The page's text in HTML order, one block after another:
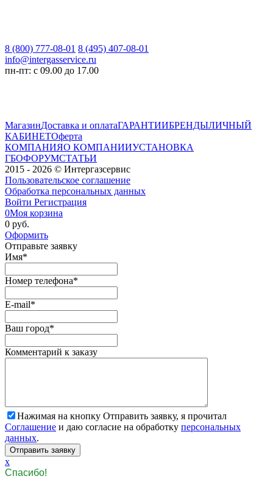
8 (800) 777-08-01 8 (495) 407-08-01
info@intergasservice.ru
пн-пт: с 09.00 до 17.00
МагазинДоставка и оплатаГАРАНТИИБРЕНДЫЛИЧНЫЙ
КАБИНЕТОферта
КОМПАНИЯО КОМПАНИИУСТАНОВКА
ГБОФОРУМСТАТЬИ
2015 - 2026 © Интергазсервис
Пользовательское соглашение
Обработка персональных данных
Войти Регистрация
0Моя корзина
0 руб.
Оформить
Отправьте заявку
Имя*
Номер телефона*
E-mail*
Ваш город*
Комментарий к заказу
Нажимая на кнопку Отправить заявку, я прочитал
Соглашение и даю согласие на обработку персональных
данных.
x
Спасибо!